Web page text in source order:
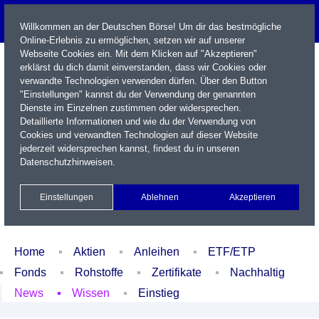
Name / WKN / ISIN / Kürzel
Xetra Realtime
Watchlist Portfolio Login
Home Aktien Anleihen
ETF/ETP
Fonds
Rohstoffe Zertifikate
Nachhaltig
News
Wissen Einstieg
Willkommen an der Deutschen Börse! Um dir das bestmögliche
Online-Erlebnis zu ermöglichen, setzen wir auf unserer
Webseite Cookies ein. Mit dem Klicken auf "Akzeptieren"
erklärst du dich damit einverstanden, dass wir Cookies oder
verwandte Technologien verwenden dürfen. Über den Button
"Einstellungen" kannst du der Verwendung der genannten
Dienste im Einzelnen zustimmen oder widersprechen.
Detaillierte Informationen und wie du der Verwendung von
Cookies und verwandten Technologien auf dieser Website
jederzeit widersprechen kannst, findest du in unseren
Datenschutzhinweisen.
Einstellungen Ablehnen Akzeptieren